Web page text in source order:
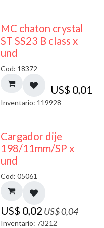
MC chaton crystal
ST SS23 B class x
und
Cod: 18372
US$ 0,01
Inventario: 119928
50% DESCUENTO
Cargador dije
198/11mm/SP x
und
Cod: 05061
US$ 0,02US$0,04
Inventario: 73212